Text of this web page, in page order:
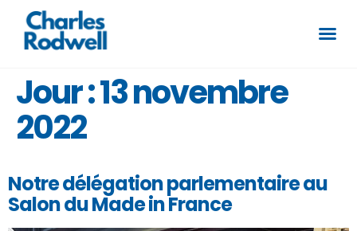
Jour :13 novembre
2022
Notre délégation parlementaire au
Salon du Made in France